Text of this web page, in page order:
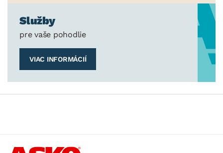
Služby
pre vaše pohodlie
VIAC INFORMÁCIÍ